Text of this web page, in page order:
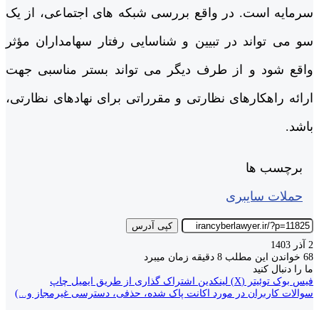
سرمایه است. در واقع بررسی شبکه های اجتماعی، از یک
سو می تواند در تبیین و شناسایی رفتار سهامداران مؤثر
واقع شود و از طرف دیگر می تواند بستر مناسبی جهت
ارائه راهکارهای نظارتی و مقرراتی برای نهادهای نظارتی،
باشد.
برچسب ها
حملات سایبری
کپی آدرس
2 آذر 1403
68 خواندن این مطلب 8 دقیقه زمان میبرد
ما را دنبال کنید
فیس بوک توئیتر (X) لینکدین اشتراک گذاری از طریق ایمیل چاپ
سوالات کاربران در مورد اکانت پاک شده، حذفی، دسترسی غیرمجاز و...)